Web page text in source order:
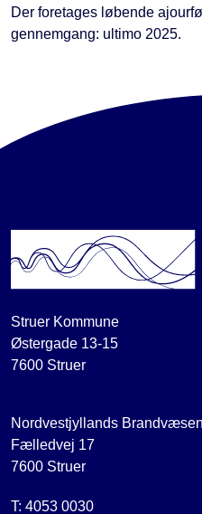
Der foretages løbende
gennemgang: ultimo 2025.
Struer Kommune
Østergade 13-15
7600 Struer
Nordvestjyllands
Fælledvej 17
7600 Struer
T: 4053 0030